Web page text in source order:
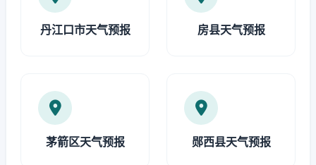
丹江口市天气预报 房县天气预报
茅箭区天气预报 郧西县天气预报